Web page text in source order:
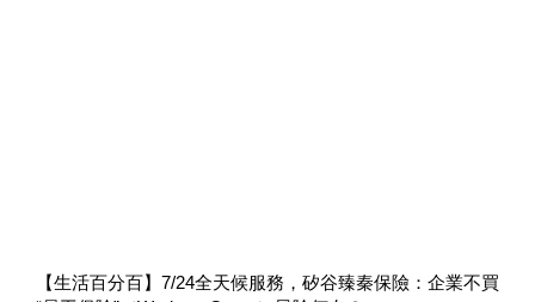
【生活百分百】7/24全天候服務，矽谷臻秦保險：企業不買